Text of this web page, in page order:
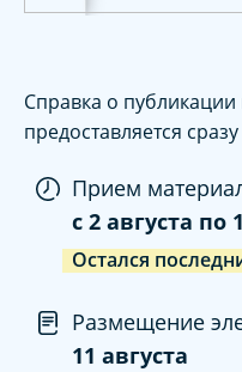
Справка о публикации
предоставляется
Прием
c 2 августа по
Остался
Размещение
11 августа